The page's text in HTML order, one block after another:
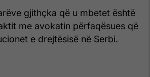
gjithçka që u mbetet është
me avokatin përfaqësues që
e drejtësisë në Serbi.